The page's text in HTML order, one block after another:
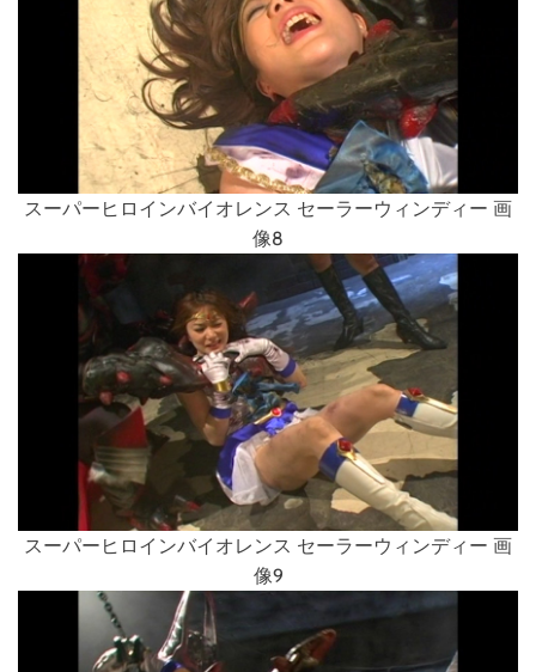
スーパーヒロインバイオレンス セーラーウィンディー 画
像8
スーパーヒロインバイオレンス セーラーウィンディー 画
像9